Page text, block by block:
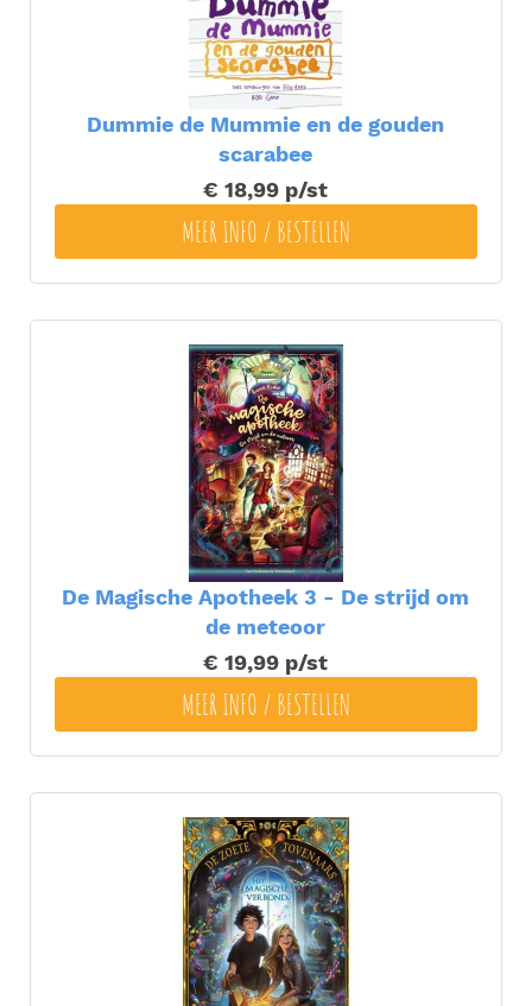
Dummie de Mummie en de gouden
scarabee
€ 18,99 p/st
MEER INFO / BESTELLEN
De Magische Apotheek 3 - De strijd om
de meteoor
€ 19,99 p/st
MEER INFO / BESTELLEN